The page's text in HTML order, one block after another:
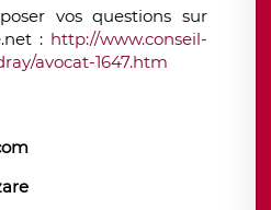
vos questions sur
: http://www.conseil-
avocat-1647.htm